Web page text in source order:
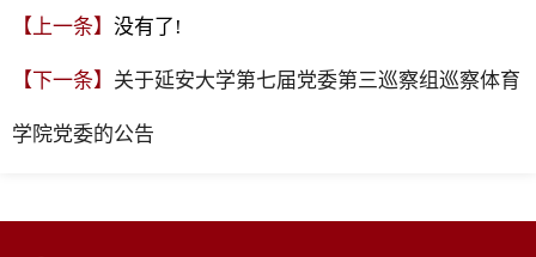
【上一条】 没有了!
【下一条】 关于延安大学第七届党委第三巡察组巡察体育
学院党委的公告